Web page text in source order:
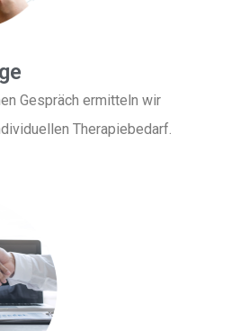
Gespräch ermitteln wir
Therapiebedarf.